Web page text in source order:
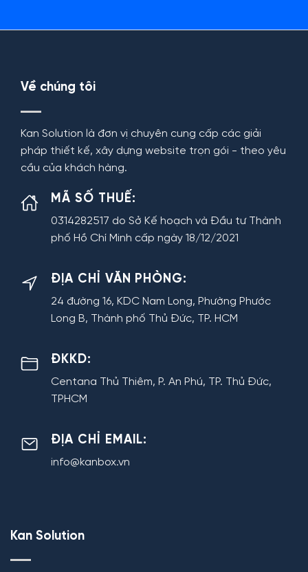
Về chúng tôi
Kan Solution là đơn vị chuyên cung cấp các giải
pháp thiết kế, xây dựng website trọn gói - theo yêu
cầu của khách hàng.
MÃ SỐ THUẾ:
0314282517 do Sở Kế hoạch và Đầu tư Thành
phố Hồ Chí Minh cấp ngày 18/12/2021
ĐỊA CHỈ VĂN PHÒNG:
24 đường 16, KDC Nam Long, Phường Phước
Long B, Thành phố Thủ Đức, TP. HCM
ĐKKD:
Centana Thủ Thiêm, P. An Phú, TP. Thủ Đức,
TPHCM
ĐỊA CHỈ EMAIL:
info@kanbox.vn
Kan Solution